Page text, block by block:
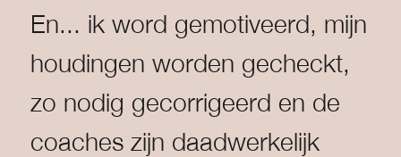
En... ik word gemotiveerd, mijn
houdingen worden gecheckt,
zo nodig gecorrigeerd en de
coaches zijn daadwerkelijk